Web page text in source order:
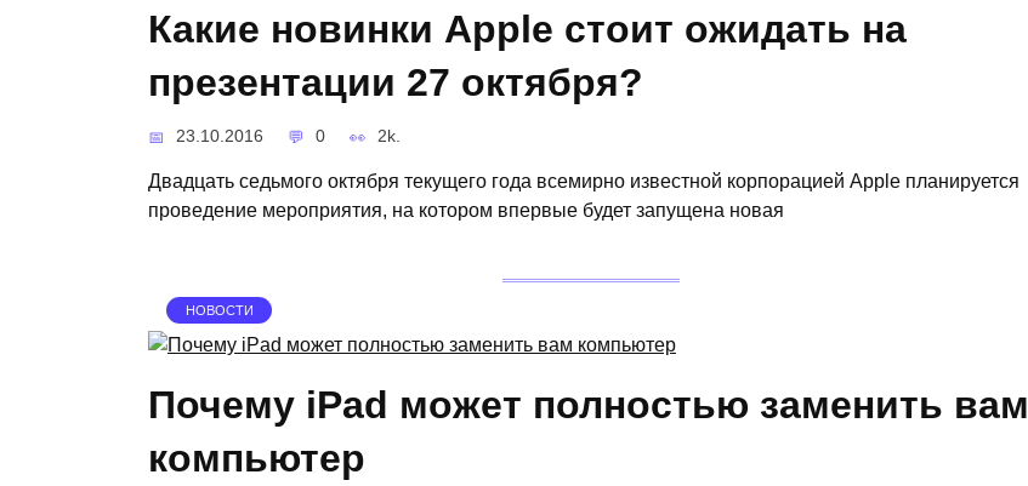
Какие новинки Apple стоит ожидать на
презентации 27 октября?
23.10.2016 0 2k.
Двадцать седьмого октября текущего года всемирно известной корпорацией Apple планируется
проведение мероприятия, на котором впервые будет запущена новая
НОВОСТИ
Почему iPad может полностью заменить вам
компьютер